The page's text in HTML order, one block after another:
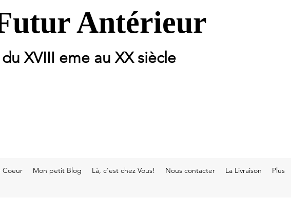
Antérieur
XVIII eme au XX siècle
Coeur Mon petit Blog Là, c'est chez Vous! Nous contacter La Livraison Plus